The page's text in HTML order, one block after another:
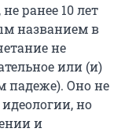
ранее 10 лет
названием в
не
или (и)
падеже). Оно не
но
и